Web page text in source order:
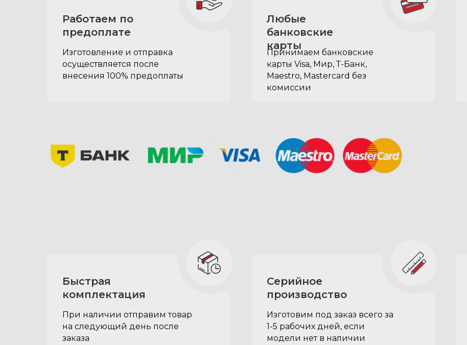
спальника в багажник Лексус LX570/
входит:
Клавишные замки для
Большие спальные секции:
при транспортировке хранятся
на органайзере, когда не нужны -
Работаем по
предоплате
Любые
банковские
карты
Изготовление и отправка
осуществляется после
внесения 100% предоплаты
Принимаем банковские
карты Visa, Мир, Т-Банк,
Maestro, Mastercard без
комиссии
Быстрая
комплектация
Серийное
производство
При наличии отправим товар
на следующий день после
заказа
Изготовим под заказ всего за
1-5 рабочих дней, если
модели нет в наличии